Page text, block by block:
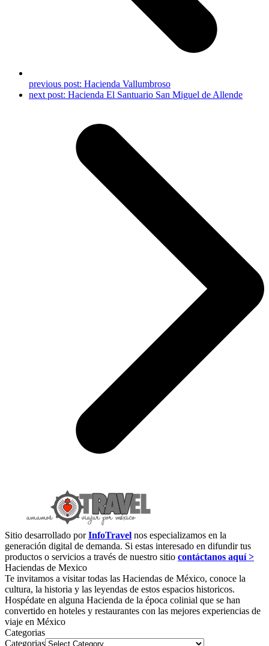
previous post: Hacienda Vallumbroso
next post: Hacienda El Santuario San Miguel de Allende
Sitio desarrollado porInfoTravel nos especializamos en la
generación digital de demanda. Si estas interesado en difundir tus
productos o servicios a través de nuestro sitio contáctanos aquí >
Haciendas de Mexico
Te invitamos a visitar todas las Haciendas de México, conoce la
cultura, la historia y las leyendas de estos espacios historicos.
Hospédate en alguna Hacienda de la época colinial que se han
convertido en hoteles y restaurantes con las mejores experiencias de
viaje en México
Categorias
Categorias